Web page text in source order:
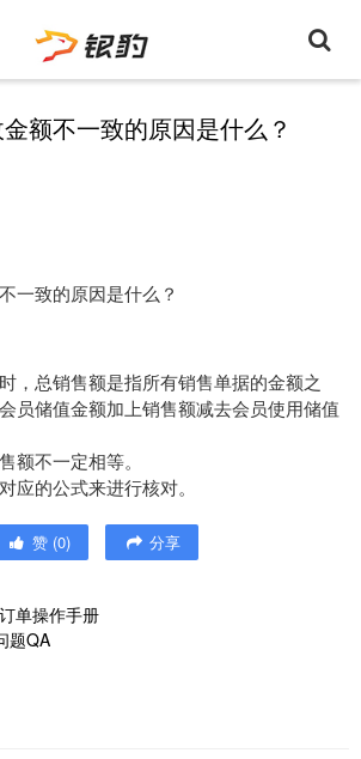
额不一致的原因是什么？
一致的原因是什么？
，总销售额是指所有销售单据的金额之
员储值金额加上销售额减去会员使用储值
额不一定相等。
应的公式来进行核对。
赞 (0) 分享
单操作手册
题QA